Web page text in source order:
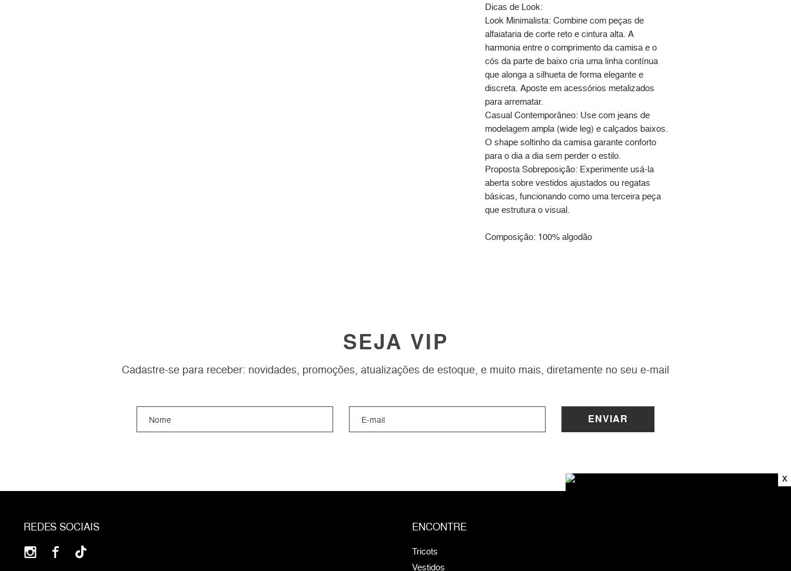
Dicas de Look:
Look Minimalista: Combine com peças de
alfaiataria de corte reto e cintura alta. A
harmonia entre o comprimento da camisa e o
cós da parte de baixo cria uma linha contínua
que alonga a silhueta de forma elegante e
discreta. Aposte em acessórios metalizados
para arrematar.
Casual Contemporâneo: Use com jeans de
modelagem ampla (wide leg) e calçados baixos.
O shape soltinho da camisa garante conforto
para o dia a dia sem perder o estilo.
Proposta Sobreposição: Experimente usá-la
aberta sobre vestidos ajustados ou regatas
básicas, funcionando como uma terceira peça
que estrutura o visual.
Composição: 100% algodão
SEJA VIP
Cadastre-se para receber: novidades, promoções, atualizações de estoque, e muito mais, diretamente no seu e-mail
ENVIAR
REDES SOCIAIS ENCONTRE
Tricots
Vestidos
X